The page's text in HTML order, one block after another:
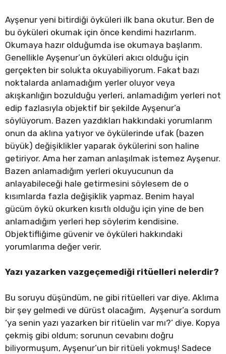
Ayşenur yeni bitirdiği öyküleri ilk bana okutur. Ben de
bu öyküleri okumak için önce kendimi hazırlarım.
Okumaya hazır olduğumda ise okumaya başlarım.
Genellikle Ayşenur’un öyküleri akıcı olduğu için
gerçekten bir solukta okuyabiliyorum. Fakat bazı
noktalarda anlamadığım yerler oluyor veya
akışkanlığın bozulduğu yerleri, anlamadığım yerleri not
edip fazlasıyla objektif bir şekilde Ayşenur’a
söylüyorum. Bazen yazdıkları hakkındaki yorumlarım
onun da aklına yatıyor ve öykülerinde ufak (bazen
büyük) değişiklikler yaparak öykülerini son haline
getiriyor. Ama her zaman anlaşılmak istemez Ayşenur.
Bazen anlamadığım yerleri okuyucunun da
anlayabileceği hale getirmesini söylesem de o
kısımlarda fazla değişiklik yapmaz. Benim hayal
gücüm öykü okurken kısıtlı olduğu için yine de ben
anlamadığım yerleri hep söylerim kendisine.
Objektifliğime güvenir ve öyküleri hakkındaki
yorumlarıma değer verir.
Yazı yazarken vazgeçemediği ritüelleri nelerdir?
Bu soruyu düşündüm, ne gibi ritüelleri var diye. Aklıma
bir şey gelmedi ve dürüst olacağım, Ayşenur’a sordum
‘ya senin yazı yazarken bir ritüelin var mı?’ diye. Kopya
çekmiş gibi oldum; sorunun cevabını doğru
biliyormuşum, Ayşenur’un bir ritüeli yokmuş! Sadece